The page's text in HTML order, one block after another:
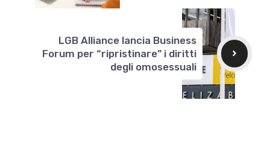
LGB Alliance lancia Business
Forum per “ripristinare” i diritti
degli omosessuali